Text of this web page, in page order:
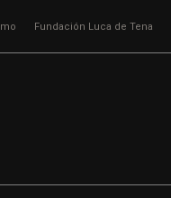
Fundación Luca de Tena